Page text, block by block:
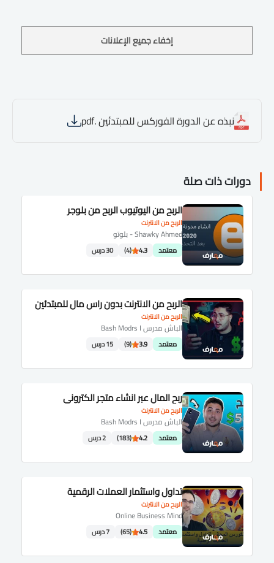
إخفاء جميع الإعلانات
نبذه عن الدورة الفوركس للمبتدئين .pdf
دورات ذات صلة
الربح من الانترنت
الربح من اليوتيوب الربح من بلوجر
Shawky Ahmed - بلوتو
معتمد 4.3
(4) 30 درس
الربح من الانترنت
الربح من الانترنت بدون راس مال للمبتدئين
الباش مدرس Bash Modrs I
معتمد 3.9
(9) 15 درس
الربح من الانترنت
ربح المال عبر انشاء متجر الكتروني
الباش مدرس Bash Modrs I
معتمد 4.2
(183) 2 درس
الربح من الانترنت
تداول واستثمار العملات الرقمية
Online Business Mind
معتمد 4.5
(65) 7 درس